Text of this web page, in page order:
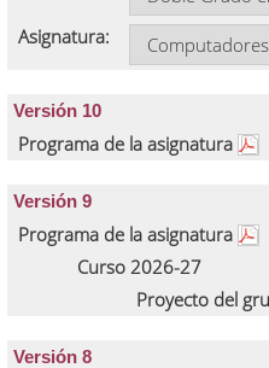
Asignatura:
Versión 10
Programa de la asignatura
Versión 9
Programa de la asignatura
Curso 2026-27
Proyecto del
Versión 8